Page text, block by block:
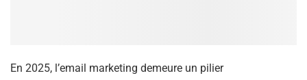
En 2025, l’email marketing demeure un pilier